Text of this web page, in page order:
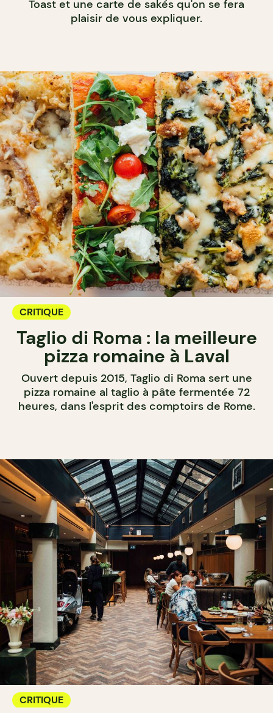
Toast et une carte de sakés qu'on se fera
plaisir de vous expliquer.
CRITIQUE
Taglio di Roma : la meilleure
pizza romaine à Laval
Ouvert depuis 2015, Taglio di Roma sert une
pizza romaine al taglio à pâte fermentée 72
heures, dans l'esprit des comptoirs de Rome.
CRITIQUE